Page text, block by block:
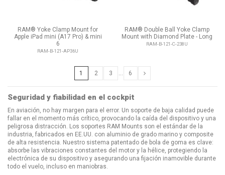
RAM® Yoke Clamp Mount for
Apple iPad mini (A17 Pro) & mini
6
RAM-B-121-AP36U
RAM® Double Ball Yoke Clamp
Mount with Diamond Plate - Long
RAM-B-121-C-238U
1 2 3 … 6
Seguridad y fiabilidad en el cockpit
En aviación, no hay margen para el error. Un soporte de baja calidad puede
fallar en el momento más crítico, provocando la caída del dispositivo y una
peligrosa distracción. Los soportes RAM Mounts son el estándar de la
industria, fabricados en EE.UU. con aluminio de grado marino y composite
de alta resistencia. Nuestro sistema patentado de bola de goma es clave:
absorbe las vibraciones constantes del motor y la hélice, protegiendo la
electrónica de su dispositivo y asegurando una fijación inamovible durante
todo el vuelo, incluso en maniobras.